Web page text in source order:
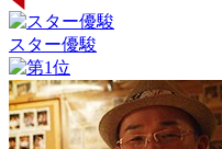
スター優駿